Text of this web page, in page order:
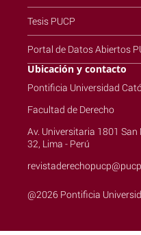
Tesis PUCP
Portal de Datos Abiertos
Ubicación y contacto
Pontificia Universidad
Facultad de Derecho
Av. Universitaria 1801 San
32, Lima - Perú
@2026 Pontificia